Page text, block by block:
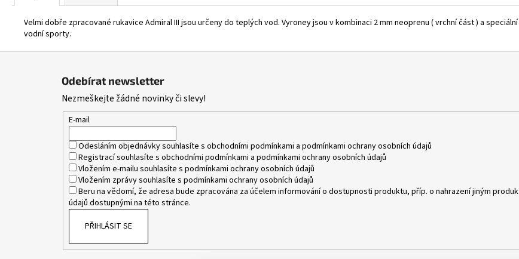
Velmi dobře zpracované rukavice Admiral III jsou určeny do teplých vod. Vyroney jsou v kombinaci 2 mm neoprenu ( vrchní část ) a
vodní sporty.
Odebírat newsletter
Nezmeškejte žádné novinky či slevy!
E-mail
Odesláním objednávky souhlasíte s obchodními podmínkami a podmínkami ochrany osobních údajů
Registrací souhlasíte s obchodními podmínkami a podmínkami ochrany osobních údajů
Vložením e-mailu souhlasíte s podmínkami ochrany osobních údajů
Vložením zprávy souhlasíte s podmínkami ochrany osobních údajů
Beru na vědomí, že adresa bude zpracována za účelem informování o dostupnosti produktu, příp. o nahrazení jiným
údajů dostupnými na této stránce.
PŘIHLÁSIT SE